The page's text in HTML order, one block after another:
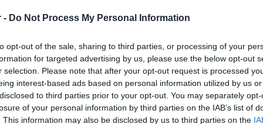
- Do Not Process My Personal Information
opt-out of the sale, sharing to third parties, or processing of your
for targeted advertising by us, please use the below opt-out
selection. Please note that after your opt-out request is processed
interest-based ads based on personal information utilized by us
to third parties prior to your opt-out. You may separately
of your personal information by third parties on the IAB’s list of
This information may also be disclosed by us to third parties on the
ενδιαφέρον για τη μόδα– εμείς θα σας μάθουμε τα
θέματα μόδας ή λιανικής θα θεωρηθεί ως πλεονέκτημα.
σε ένα περιβάλλον γρήγορων ρυθμών.